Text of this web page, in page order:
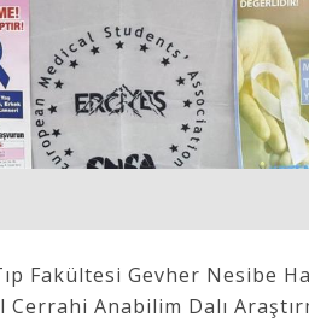
Fakültesi Gevher Nesibe
Anabilim Dalı